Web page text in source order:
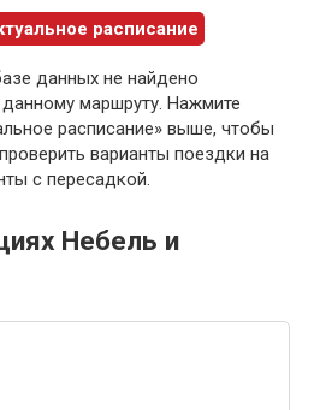
расписание
данных не найдено
маршруту. Нажмите
расписание» выше, чтобы
варианты поездки на
с пересадкой.
Небель и